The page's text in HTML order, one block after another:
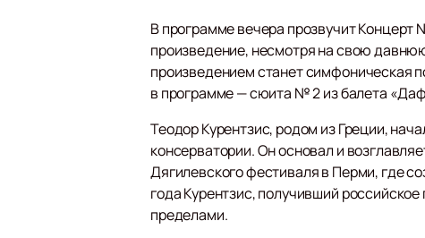
В программе вечера прозвучит
произведение, несмотря на свою
произведением станет симфоническая
в программе — сюита № 2 из балета
Теодор Курентзис, родом из Греции,
консерватории. Он основал и
Дягилевского фестиваля в Перми, где
года Курентзис, получивший
пределами.